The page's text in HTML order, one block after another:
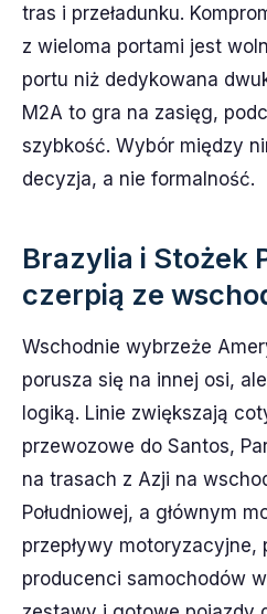
tras i przeładunku.
z wieloma portami jest
portu niż dedykowana
M2A to gra na zasięg,
szybkość. Wybór między
decyzja, a nie formalność.
Brazylia i Stożek
czerpią ze
Wschodnie wybrzeże
porusza się na innej osi,
logiką. Linie zwiększają
przewozowe do Santos,
na trasach z Azji na
Południowej, a głównym
przepływy
producenci samochodów